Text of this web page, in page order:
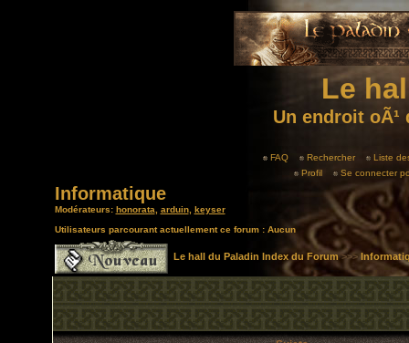
Le
Un endroit
FAQ Rechercher
Liste
Profil
Se connecter
Informatique
Modérateurs: honorata arduin, keyser
Utilisateurs parcourant actuellement ce forum : Aucun
Le hall du Paladin Index du Forum>>>